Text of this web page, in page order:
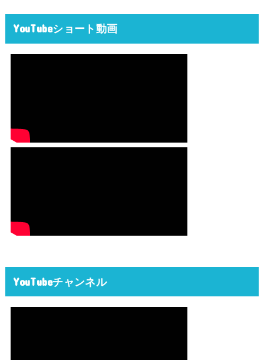
YouTubeショート動画
YouTubeチャンネル